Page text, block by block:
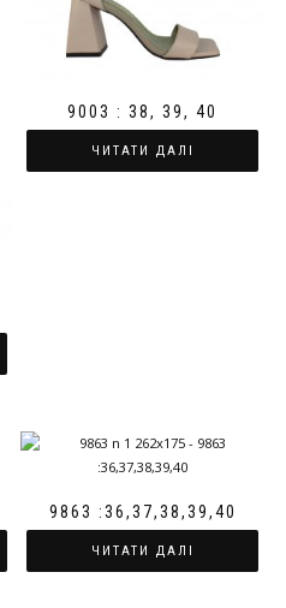
9003 : 38, 39, 40
ЧИТАТИ ДАЛІ
9863 :36,37,38,39,40
ЧИТАТИ ДАЛІ